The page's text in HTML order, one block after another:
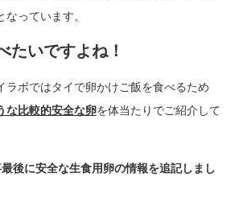
っています。
たいですよね！
ラボではタイで卵かけご飯を食べるため
な比較的安全な卵を体当たりでご紹介して
最後に安全な生食用卵の情報を追記しまし